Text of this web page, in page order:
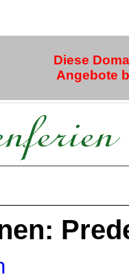
Diese
Angebote